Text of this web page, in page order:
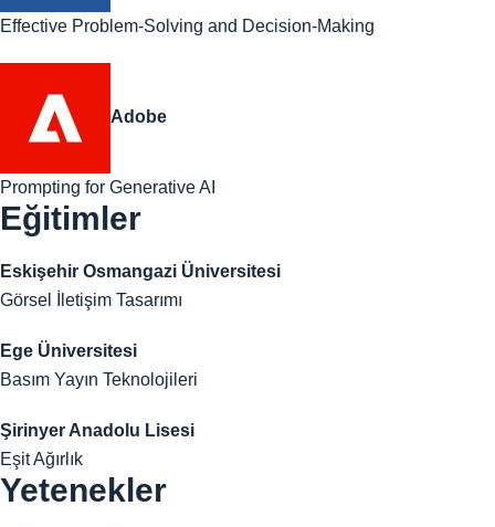
Effective Problem-Solving and Decision-Making
Adobe
Prompting for Generative AI
Eğitimler
Eskişehir Osmangazi Üniversitesi
Görsel İletişim Tasarımı
Ege Üniversitesi
Basım Yayın Teknolojileri
Şirinyer Anadolu Lisesi
Eşit Ağırlık
Yetenekler